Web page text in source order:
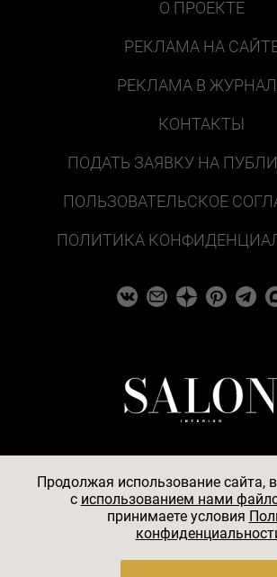
О ПРОЕКТЕ
РЕКЛАМА НА
РЕКЛАМА В
КОНТАКТЫ
ПОДАТЬ ЗАЯВКУ НА
ПОЛЬЗОВАТЕЛЬСКОЕ
ПОЛИТИКА
© 2026
АО «БКМ», ОГРН 1027739494584,
127018, Москва, ул. Полковая, д. 3,
Продолжая использование сайта,
c использованием нами
принимаете условия